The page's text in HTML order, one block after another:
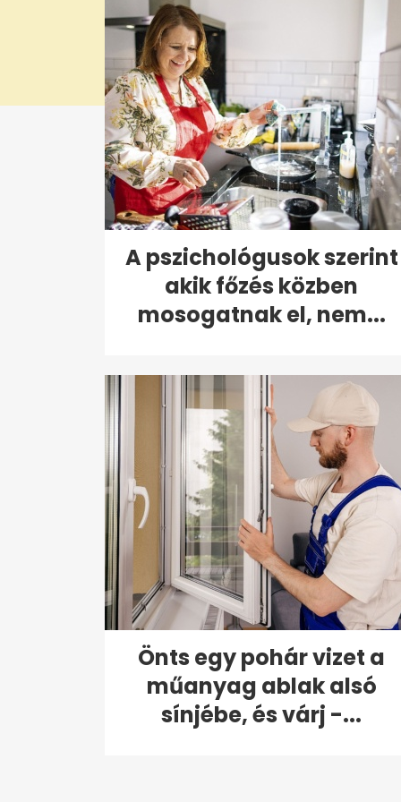
A pszichológusok szerint
akik főzés közben
mosogatnak el, nem...
Önts egy pohár vizet a
műanyag ablak alsó
sínjébe, és várj -...